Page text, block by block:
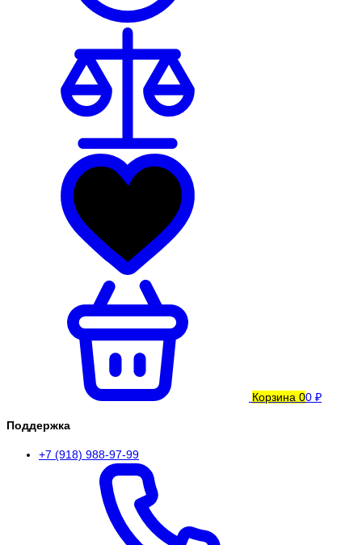
Корзина 00 ₽
Поддержка
+7 (918) 988-97-99